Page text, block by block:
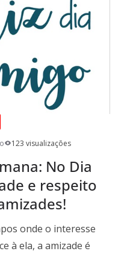
123 visualizações
No Dia
e respeito
onde o interesse
à ela, a amizade é